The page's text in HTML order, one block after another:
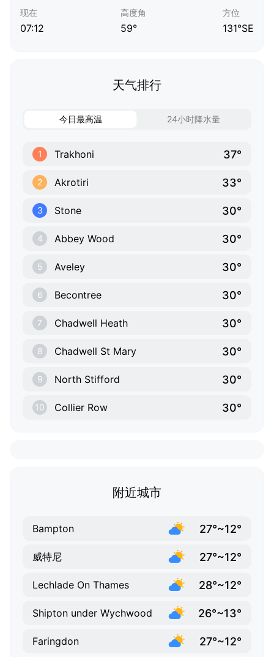
现在
07:12
高度角
59°
方位
131°SE
天气排行
今日最高温 24小时降水量
1 Trakhoni 37°
2 Akrotiri 33°
3 Stone 30°
4 Abbey Wood 30°
5 Aveley 30°
6 Becontree 30°
7 Chadwell Heath 30°
8 Chadwell St Mary 30°
9 North Stifford 30°
10 Collier Row 30°
附近城市
Bampton 27°~12°
威特尼 27°~12°
Lechlade On Thames 28°~12°
Shipton under Wychwood 26°~13°
Faringdon 27°~12°